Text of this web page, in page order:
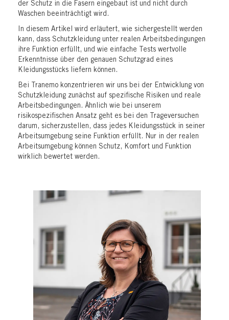
der Schutz in die Fasern eingebaut ist und nicht durch
Waschen beeinträchtigt wird.
In diesem Artikel wird erläutert, wie sichergestellt werden
kann, dass Schutzkleidung unter realen Arbeitsbedingungen
ihre Funktion erfüllt, und wie einfache Tests wertvolle
Erkenntnisse über den genauen Schutzgrad eines
Kleidungsstücks liefern können.
Bei Tranemo konzentrieren wir uns bei der Entwicklung von
Schutzkleidung zunächst auf spezifische Risiken und reale
Arbeitsbedingungen. Ähnlich wie bei unserem
risikospezifischen Ansatz geht es bei den Trageversuchen
darum, sicherzustellen, dass jedes Kleidungsstück in seiner
Arbeitsumgebung seine Funktion erfüllt. Nur in der realen
Arbeitsumgebung können Schutz, Komfort und Funktion
wirklich bewertet werden.